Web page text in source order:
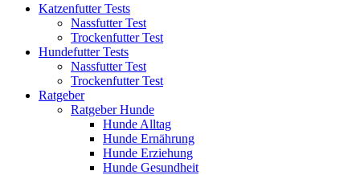
Katzenfutter Tests
Nassfutter Test
Trockenfutter Test
Hundefutter Tests
Nassfutter Test
Trockenfutter Test
Ratgeber
Ratgeber Hunde
Hunde Alltag
Hunde Ernährung
Hunde Erziehung
Hunde Gesundheit